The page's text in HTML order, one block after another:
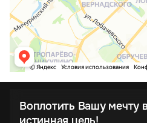
Воплотить Вашу мечту